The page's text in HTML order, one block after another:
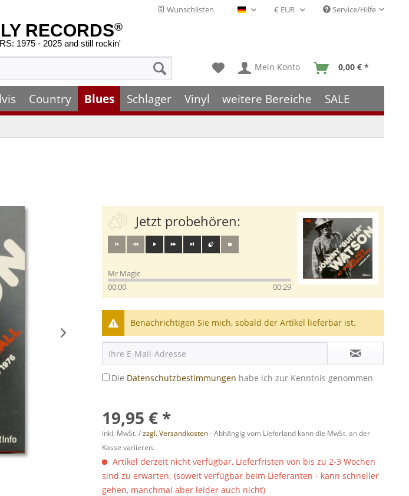
Wunschlisten Deutsch - DE Service/Hilfe
RECORDS®
1975 - 2025 and still rockin'
Mein Konto 0,00 € *
Country Blues Schlager Vinyl weitere Bereiche SALE
Jetzt probehören:
Mr Magic
00:00
00:29
Benachrichtigen Sie mich, sobald der Artikel lieferbar ist.
Die Datenschutzbestimmungen habe ich zur Kenntnis genommen
19,95 € *
inkl. MwSt. /zzgl. Versandkosten- Abhängig vom Lieferland kann die MwSt. an der
Kasse variieren.
Artikel derzeit nicht verfügbar, Lieferfristen von bis zu 2-3 Wochen
sind zu erwarten. (soweit verfügbar beim Lieferanten - kann schneller
gehen, manchmal aber leider auch nicht)